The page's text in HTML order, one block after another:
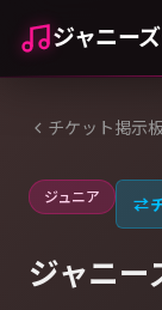
ジャニー
チケット掲示
ジュニア ⇄
ジャニー